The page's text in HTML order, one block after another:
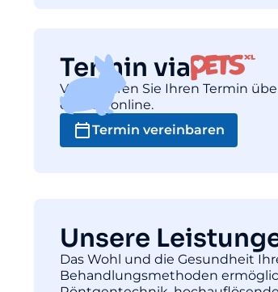
Termin via
Vereinbaren Sie Ihren Termin
einfach online.
Termin vereinbaren
Unsere
Das Wohl und die Gesundheit
Behandlungsmethoden